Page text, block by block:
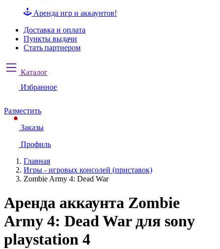
Аренда игр и аккаунтов!
Доставка и оплата
Пункты выдачи
Стать партнером
Каталог
Избранное
Разместить
Заказы
Профиль
Главная
Игры - игровых консолей (приставок)
Zombie Army 4: Dead War
Аренда аккаунта Zombie
Army 4: Dead War для sony
playstation 4